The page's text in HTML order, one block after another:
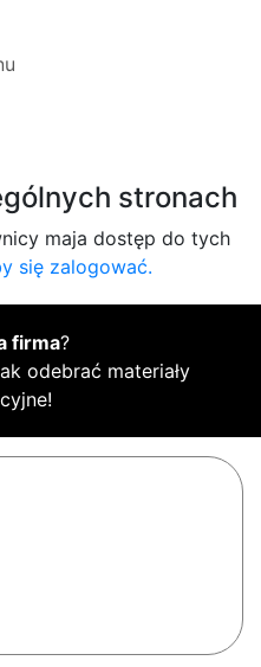
stronach
maja dostęp do tych
się zalogować.
firma?
odebrać materiały